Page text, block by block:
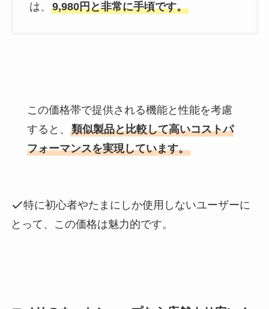
は、 9,980円と非常に手頃です。
この価格帯で提供される機能と性能を考慮
すると、 類似製品と比較して高いコストパ
フォーマンスを実現しています。
特に初心者やたまにしか使用しないユーザーに
とって、この価格は魅力的です。